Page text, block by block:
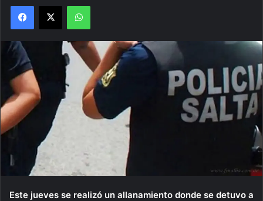
Facebook
X WhatsApp
Este jueves se realizó un allanamiento donde se detuvo a